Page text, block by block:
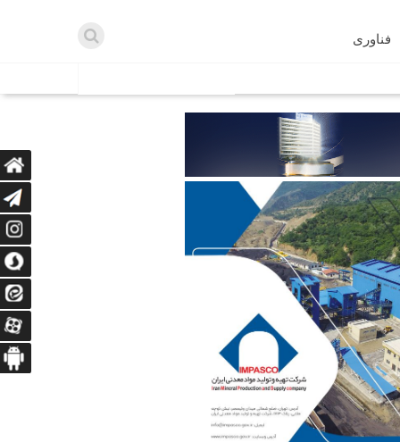
فناوری
دریافت می‌کنند